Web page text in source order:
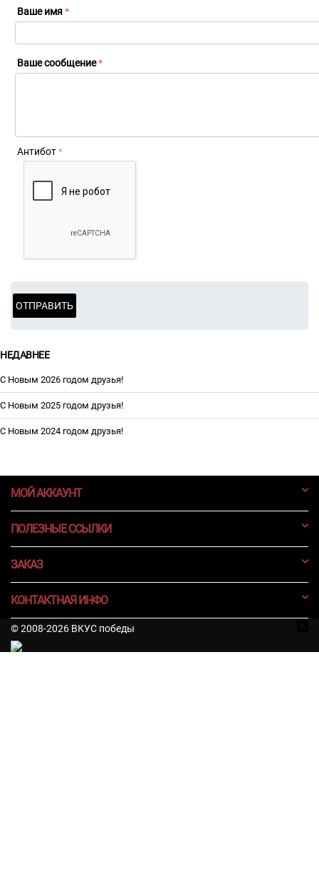
Ваше имя
Ваше сообщение
Антибот
ОТПРАВИТЬ
НЕДАВНЕЕ
С Новым 2026 годом друзья!
С Новым 2025 годом друзья!
С Новым 2024 годом друзья!
МОЙ АККАУНТ
ПОЛЕЗНЫЕ ССЫЛКИ
ЗАКАЗ
КОНТАКТНАЯ ИНФО
© 2008-2026 ВКУС победы